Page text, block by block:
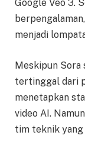
Google Veo 3.
menjadi
Meskipun Sora
tertinggal dari
menetapkan
video AI.
tim teknik